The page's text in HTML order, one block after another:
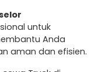
untuk
Anda
aman dan efisien.